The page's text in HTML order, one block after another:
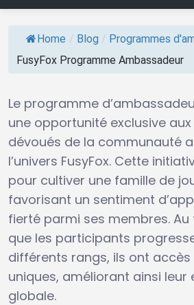
Home / Blog / Programmes
FusyFox Programme Ambassadeur
Le programme
une opportunité exclusive
dévoués de la communauté
l’univers FusyFox. Cette
pour cultiver une famille de
favorisant un sentiment
fierté parmi ses membres.
que les participants
différents rangs, ils ont
uniques, améliorant ainsi leur
globale.